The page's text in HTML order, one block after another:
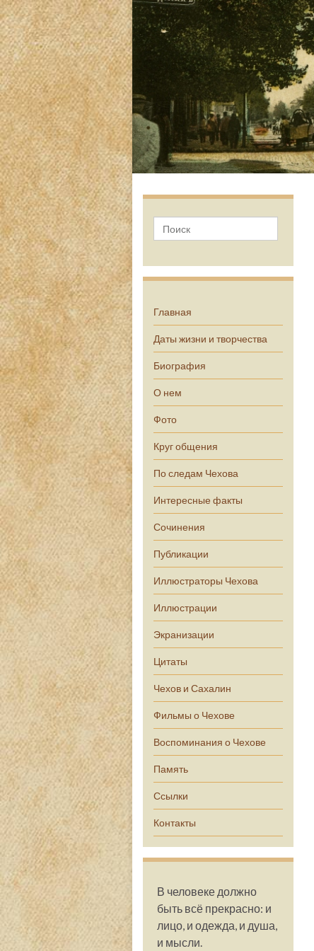
Главная
Даты жизни и творчества
Биография
О нем
Фото
Круг общения
По следам Чехова
Интересные факты
Сочинения
Публикации
Иллюстраторы Чехова
Иллюстрации
Экранизации
Цитаты
Чехов и Сахалин
Фильмы о Чехове
Воспоминания о Чехове
Память
Ссылки
Контакты
В человеке должно
быть всё прекрасно: и
лицо, и одежда, и душа,
и мысли.